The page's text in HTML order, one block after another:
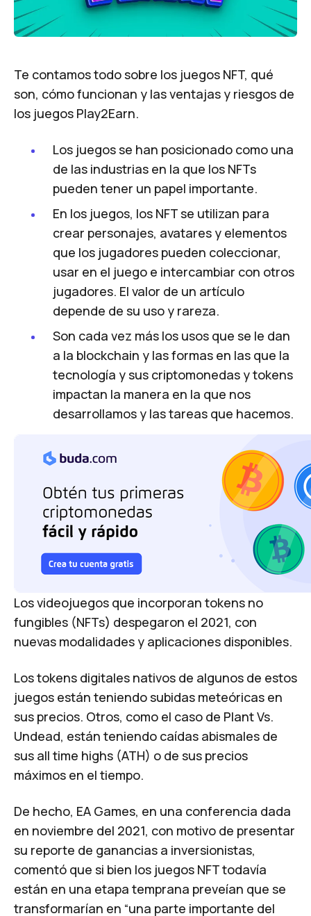
Te contamos todo sobre los juegos NFT, qué
son, cómo funcionan y las ventajas y riesgos de
los juegos Play2Earn.
Los juegos se han posicionado como una
de las industrias en la que los NFTs
pueden tener un papel importante.
En los juegos, los NFT se utilizan para
crear personajes, avatares y elementos
que los jugadores pueden coleccionar,
usar en el juego e intercambiar con otros
jugadores. El valor de un artículo
depende de su uso y rareza.
Son cada vez más los usos que se le dan
a la blockchain y las formas en las que la
tecnología y sus criptomonedas y tokens
impactan la manera en la que nos
desarrollamos y las tareas que hacemos.
Los videojuegos que incorporan tokens no
fungibles (NFTs) despegaron el 2021, con
nuevas modalidades y aplicaciones disponibles.
Los tokens digitales nativos de algunos de estos
juegos están teniendo subidas meteóricas en
sus precios. Otros, como el caso de Plant Vs.
Undead, están teniendo caídas abismales de
sus all time highs (ATH) o de sus precios
máximos en el tiempo.
De hecho, EA Games, en una conferencia dada
en noviembre del 2021, con motivo de presentar
su reporte de ganancias a inversionistas,
comentó que si bien los juegos NFTtodavía
están en una etapa temprana preveían que se
transformarían en “una parte importante del